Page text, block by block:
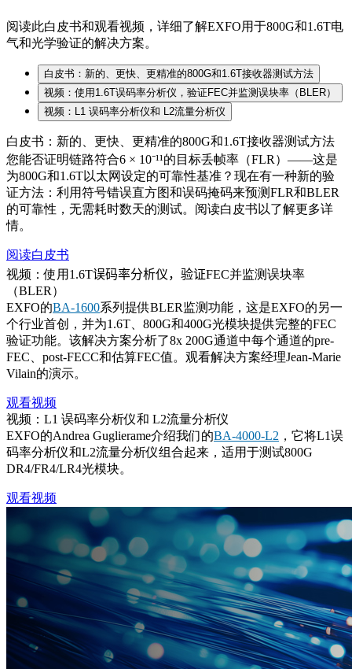
阅读此白皮书和观看视频，详细了解EXFO用于800G和1.6T电
气和光学验证的解决方案。
白皮书：新的、更快、更精准的800G和1.6T接收器测试方法
视频：使用1.6T误码率分析仪，验证FEC并监测误块率（BLER）
视频：L1 误码率分析仪和 L2流量分析仪
白皮书：新的、更快、更精准的800G和1.6T接收器测试方法
您能否证明链路符合6 × 10⁻¹¹的目标丢帧率（FLR ）——这是
为800G和1.6T以太网设定的可靠性基准？现在有一种新的验
证方法：利用符号错误直方图和误码掩码来预测FLR和BLER
的可靠性 ， 无需耗时数天的测试。阅读白皮书以了解更多详
情。
阅读白皮书
视频：使用 1.6T误码率分析仪，验证FEC并监测误块率
（BLER ）
EXFO的BA-1600系列提供BLER监测功能，这是EXFO的另一
个行业首创，并为1.6T 800G和400G光模块提供完整的FEC
验证功能。该解决方案分析了8x 200G通道中每个通道的pre-
FEC
post-FECC和估算FEC值。观看解决方案经理Jean-Marie
Vilain的演示。
观看视频
视频：L1 误码率分析仪和 L2流量分析仪
EXFO的Andrea Guglierame介绍我们的BA-4000-L2 ，它将L1误
码率分析仪和L2流量分析仪组合起来，适用于测试800G
DR4/FR4/LR4光模块。
观看视频